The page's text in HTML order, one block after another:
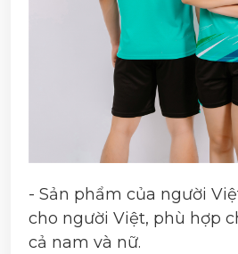
- Sản phẩm của người
cho người Việt, phù hợp
cả nam và nữ.